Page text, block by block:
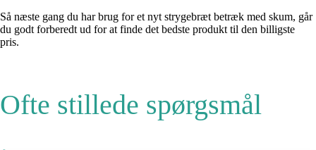
Så næste gang du har brug for et nyt strygebræt betræk med skum, går
du godt forberedt ud for at finde det bedste produkt til den billigste
pris.
Ofte stillede spørgsmål